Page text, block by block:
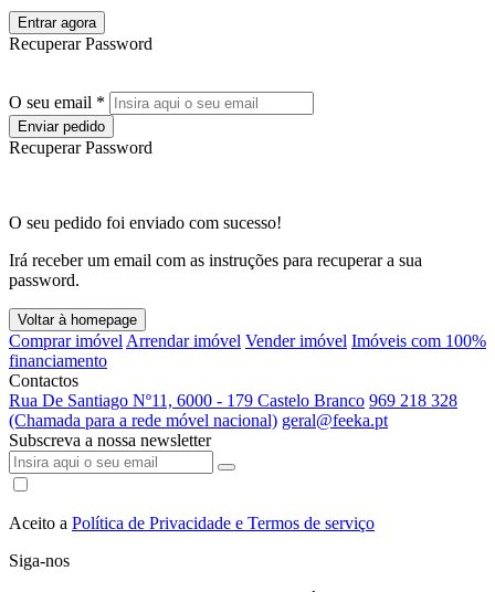
Entrar agora
Recuperar Password
O seu email *
Enviar pedido
Recuperar Password
O seu pedido foi enviado com sucesso!
Irá receber um email com as instruções para recuperar a sua
password.
Voltar à homepage
Comprar imóvel Arrendar imóvel Vender imóvel Imóveis com 100%
financiamento
Contactos
Rua De Santiago Nº11, 6000 - 179 Castelo Branco 969 218 328
(Chamada para a rede móvel nacional) geral@feeka.pt
Subscreva a nossa newsletter
Aceito a Política de Privacidade e Termos de serviço
Siga-nos